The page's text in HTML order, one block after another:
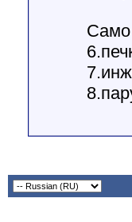
Само